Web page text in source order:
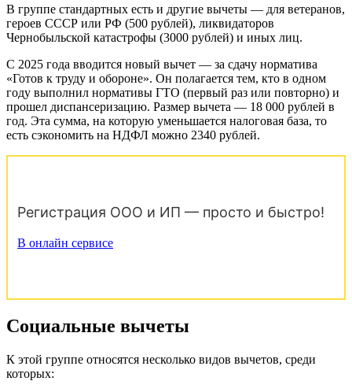
В группе стандартных есть и другие вычеты — для ветеранов,
героев СССР или РФ (500 рублей), ликвидаторов
Чернобыльской катастрофы (3000 рублей) и иных лиц.
С 2025 года вводится новый вычет — за сдачу норматива
«Готов к труду и обороне». Он полагается тем, кто в одном
году выполнил нормативы ГТО (первый раз или повторно) и
прошел диспансеризацию. Размер вычета — 18 000 рублей в
год. Эта сумма, на которую уменьшается налоговая база, то
есть сэкономить на НДФЛ можно 2340 рублей.
Регистрация ООО и ИП — просто и быстро!
В онлайн сервисе
Социальные вычеты
К этой группе относятся несколько видов вычетов, среди
которых: